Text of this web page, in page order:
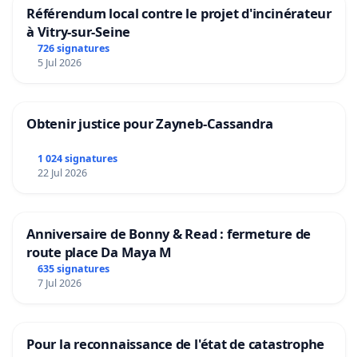
Référendum local contre le projet d'incinérateur
à Vitry-sur-Seine
726 signatures
5 Jul 2026
Obtenir justice pour Zayneb-Cassandra
1 024 signatures
22 Jul 2026
Anniversaire de Bonny & Read : fermeture de
route place Da Maya M
635 signatures
7 Jul 2026
Pour la reconnaissance de l'état de catastrophe